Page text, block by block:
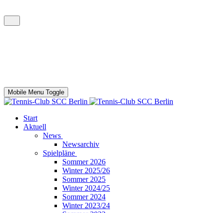
Mobile Menu Toggle
Start
Aktuell
News
Newsarchiv
Spielpläne
Sommer 2026
Winter 2025/26
Sommer 2025
Winter 2024/25
Sommer 2024
Winter 2023/24